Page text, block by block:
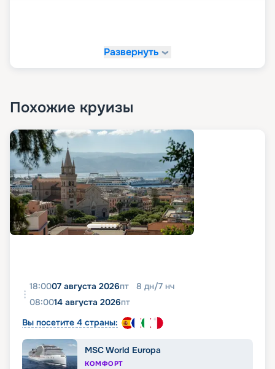
Развернуть
Похожие круизы
18:0007 августа 2026пт 8 дн/7 нч
08:0014 августа 2026пт
Вы посетите 4 страны:
MSC World Europa
КОМФОРТ